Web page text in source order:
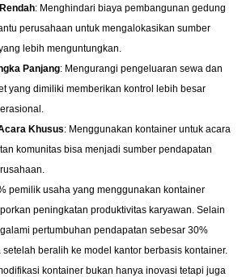
: Menghindari biaya pembangunan gedung
perusahaan untuk mengalokasikan sumber
lebih menguntungkan.
Panjang: Mengurangi pengeluaran sewa dan
yang dimiliki memberikan kontrol lebih besar
Khusus: Menggunakan kontainer untuk acara
komunitas bisa menjadi sumber pendapatan
pemilik usaha yang menggunakan kontainer
peningkatan produktivitas karyawan. Selain
pertumbuhan pendapatan sebesar 30%
beralih ke model kantor berbasis kontainer.
kontainer bukan hanya inovasi tetapi juga